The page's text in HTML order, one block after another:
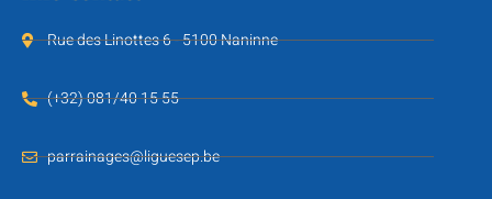
Rue des Linottes 6 - 5100 Naninne
(+32) 081/40 15 55
parrainages@liguesep.be